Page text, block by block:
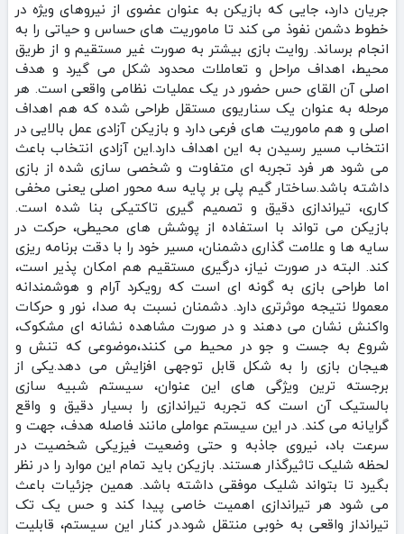
جریان دارد، جایی که بازیکن به‌ عنوان عضوی از نیروهای ویژه در
خطوط دشمن نفوذ می‌ کند تا ماموریت‌ های حساس و حیاتی را به
انجام برساند. روایت بازی بیشتر به‌ صورت غیر مستقیم و از طریق
محیط، اهداف مراحل و تعاملات محدود شکل می‌ گیرد و هدف
اصلی آن القای حس حضور در یک عملیات نظامی واقعی است. هر
مرحله به‌ عنوان یک سناریوی مستقل طراحی شده که هم اهداف
اصلی و هم ماموریت‌ های فرعی دارد و بازیکن آزادی عمل بالایی در
انتخاب مسیر رسیدن به این اهداف دارد.این آزادی انتخاب باعث
می‌ شود هر فرد تجربه‌ ای متفاوت و شخصی‌ سازی‌ شده از بازی
داشته باشد.ساختار گیم‌ پلی بر پایه سه محور اصلی یعنی مخفی‌
کاری، تیراندازی دقیق و تصمیم‌ گیری تاکتیکی بنا شده است.
بازیکن می‌ تواند با استفاده از پوشش‌ های محیطی، حرکت در
سایه‌ ها و علامت‌ گذاری دشمنان، مسیر خود را با دقت برنامه‌ ریزی
کند. البته در صورت نیاز، درگیری مستقیم هم امکان‌ پذیر است،
اما طراحی بازی به‌ گونه‌ ای است که رویکرد آرام و هوشمندانه
معمولا نتیجه موثرتری دارد. دشمنان نسبت به صدا، نور و حرکات
واکنش نشان می‌ دهند و در صورت مشاهده نشانه‌ ای مشکوک،
شروع به جست‌ و جو در محیط می‌ کنند،موضوعی که تنش و
هیجان بازی را به شکل قابل توجهی افزایش می‌ دهد.یکی از
برجسته‌ ترین ویژگی‌ های این عنوان، سیستم شبیه‌ سازی
بالستیک آن است که تجربه تیراندازی را بسیار دقیق و واقع‌
گرایانه می‌ کند. در این سیستم عواملی مانند فاصله هدف، جهت و
سرعت باد، نیروی جاذبه و حتی وضعیت فیزیکی شخصیت در
لحظه شلیک تاثیرگذار هستند. بازیکن باید تمام این موارد را در نظر
بگیرد تا بتواند شلیک موفقی داشته باشد. همین جزئیات باعث
می‌ شود هر تیراندازی اهمیت خاصی پیدا کند و حس یک تک‌
تیرانداز واقعی به‌ خوبی منتقل شود.در کنار این سیستم، قابلیت